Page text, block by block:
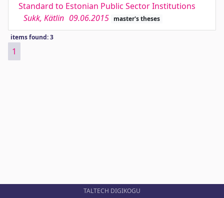
Standard to Estonian Public Sector Institutions
Sukk, Kätlin 09.06.2015 master's theses
items found: 3
1
TALTECH DIGIKOGU